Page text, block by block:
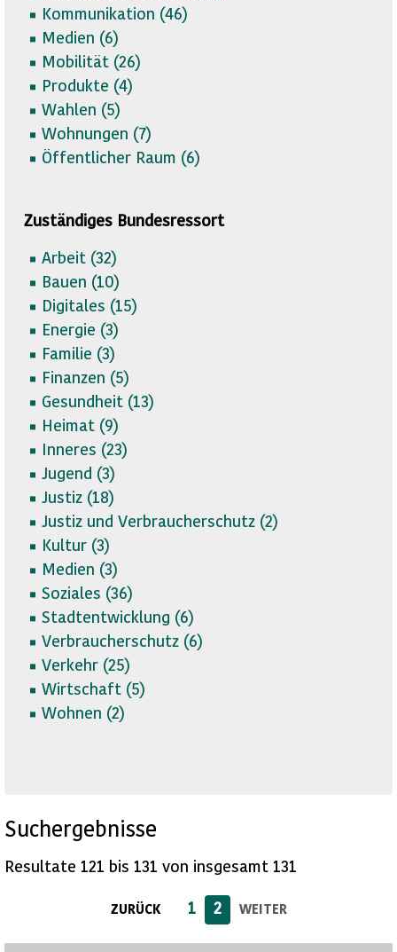
Kommunikation (46)
Medien (6)
Mobilität (26)
Produkte (4)
Wahlen (5)
Wohnungen (7)
Öffentlicher Raum (6)
Zuständiges Bundesressort
Arbeit (32)
Bauen (10)
Digitales (15)
Energie (3)
Familie (3)
Finanzen (5)
Gesundheit (13)
Heimat (9)
Inneres (23)
Jugend (3)
Justiz (18)
Justiz und Verbraucherschutz (2)
Kultur (3)
Medien (3)
Soziales (36)
Stadtentwicklung (6)
Verbraucherschutz (6)
Verkehr (25)
Wirtschaft (5)
Wohnen (2)
Suchergebnisse
Resultate 121 bis 131 von insgesamt 131
ZURÜCK 1 2 WEITER